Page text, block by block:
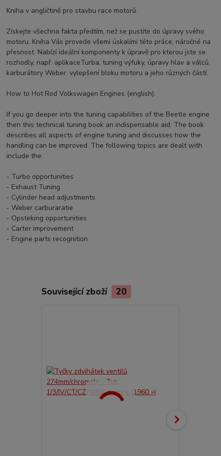
Kniha v angličtině pro stavbu race motorů.
Získejte všechna fakta předtím, než se pustíte do úpravy svého
motoru. Kniha Vás provede všemi úskalími této práce, náročné na
přesnost. Nabízí ideální komponenty k úpravě pro kterou jste se
rozhodly, např. aplikaceTurba, tuning výfuky, úpravy hlav a válců,
karburátory Weber, vylepšení bloku motoru a jeho různých částí.
How to Hot Rod Volkswagen Engines (english).
If you go deeper into the tuning capabilities of the Beetle engine
then this technical tuning book an indispensable aid. The book
describes all aspects of engine tuning and discusses how the
handling can be improved. The following topics are dealt with
include the:
- Turbo opportunities
- Exhaust Tuning
- Cylinder head adjustments
- Weber carburaratie
- Opsteking opportunities
- Carter improvement
- Engine parts recognition
Související zboží 20